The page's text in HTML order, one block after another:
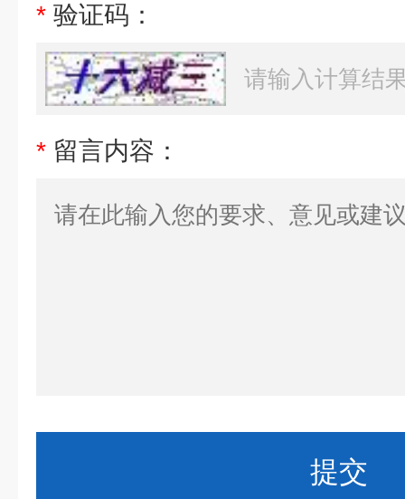
* 验证码：
* 留言内容：